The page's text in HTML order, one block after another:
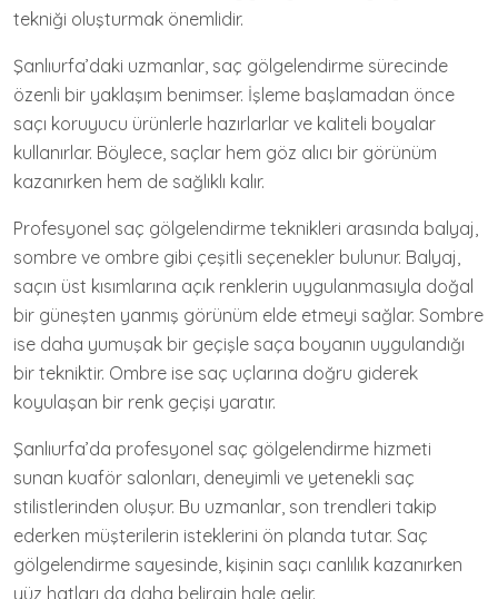
tekniği oluşturmak önemlidir.
Şanlıurfa’daki uzmanlar, saç gölgelendirme sürecinde
özenli bir yaklaşım benimser. İşleme başlamadan önce
saçı koruyucu ürünlerle hazırlarlar ve kaliteli boyalar
kullanırlar. Böylece, saçlar hem göz alıcı bir görünüm
kazanırken hem de sağlıklı kalır.
Profesyonel saç gölgelendirme teknikleri arasında balyaj,
sombre ve ombre gibi çeşitli seçenekler bulunur. Balyaj,
saçın üst kısımlarına açık renklerin uygulanmasıyla doğal
bir güneşten yanmış görünüm elde etmeyi sağlar. Sombre
ise daha yumuşak bir geçişle saça boyanın uygulandığı
bir tekniktir. Ombre ise saç uçlarına doğru giderek
koyulaşan bir renk geçişi yaratır.
Şanlıurfa’da profesyonel saç gölgelendirme hizmeti
sunan kuaför salonları, deneyimli ve yetenekli saç
stilistlerinden oluşur. Bu uzmanlar, son trendleri takip
ederken müşterilerin isteklerini ön planda tutar. Saç
gölgelendirme sayesinde, kişinin saçı canlılık kazanırken
yüz hatları da daha belirgin hale gelir.